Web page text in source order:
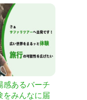
感あるバーチ
をみんなに届